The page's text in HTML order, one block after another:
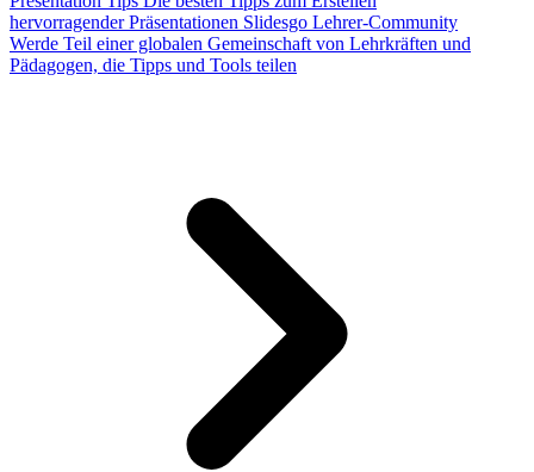
hervorragender Präsentationen Slidesgo Lehrer-Community
Werde Teil einer globalen Gemeinschaft von Lehrkräften und
Pädagogen, die Tipps und Tools teilen